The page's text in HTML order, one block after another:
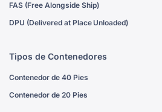
FAS (Free Alongside Ship)
DPU (Delivered at Place Unloaded)
Tipos de Contenedores
Contenedor de 40 Pies
Contenedor de 20 Pies